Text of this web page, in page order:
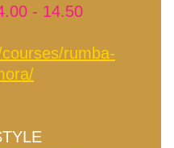
- 14.50
rumba-